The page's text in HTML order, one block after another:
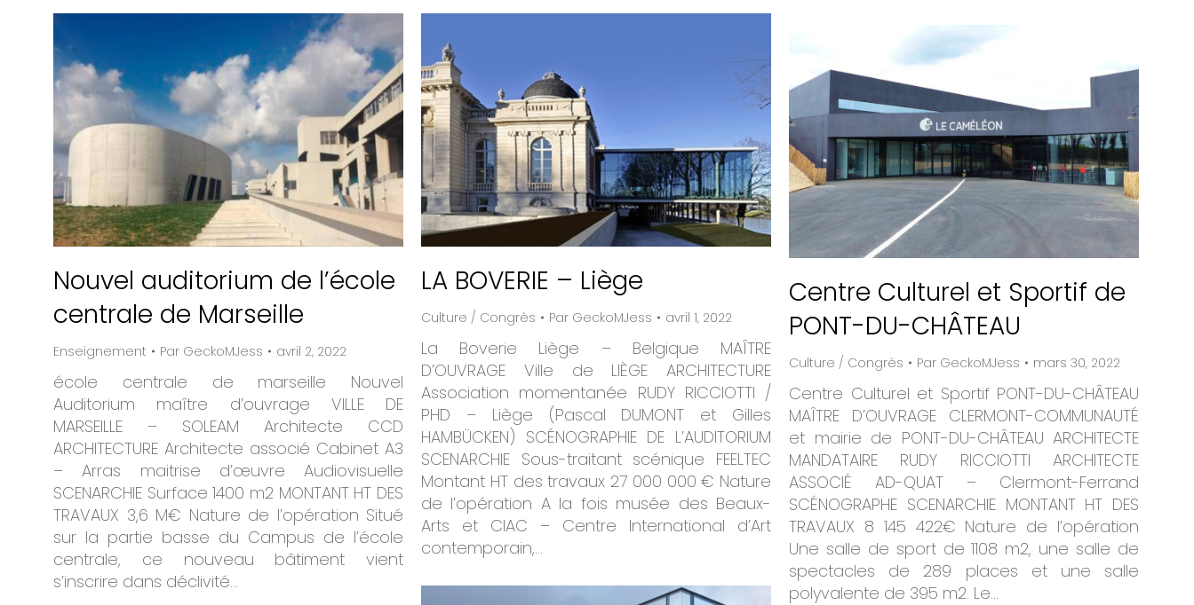
Nouvel auditorium de l’école
centrale de Marseille
Enseignement Par GeckoMJess avril 2, 2022
école centrale de marseille Nouvel
Auditorium maître d’ouvrage VILLE DE
MARSEILLE – SOLEAM Architecte CCD
ARCHITECTURE Architecte associé Cabinet A3
– Arras maitrise d’œuvre Audiovisuelle
SCENARCHIE Surface 1400 m2 MONTANT HT DES
TRAVAUX 3,6 M€ Nature de l’opération Situé
sur la partie basse du Campus de l’école
centrale, ce nouveau bâtiment vient
s’inscrire dans déclivité…
LA BOVERIE – Liège
Culture / Congrès Par GeckoMJess avril 1, 2022
La Boverie Liège – Belgique MAÎTRE
D’OUVRAGE Ville de LIÈGE ARCHITECTURE
Association momentanée RUDY RICCIOTTI /
PHD – Liège (Pascal DUMONT et Gilles
HAMBÜCKEN) SCÉNOGRAPHIE DE L’AUDITORIUM
SCENARCHIE Sous-traitant scénique FEELTEC
Montant HT des travaux 27 000 000 € Nature
de l’opération A la fois musée des Beaux-
Arts et CIAC – Centre International d’Art
contemporain,…
Centre Culturel et Sportif de
PONT-DU-CHÂTEAU
Culture / Congrès Par GeckoMJess mars 30, 2022
Centre Culturel et Sportif PONT-DU-CHÂTEAU
MAÎTRE D’OUVRAGE CLERMONT-COMMUNAUTÉ
et mairie de PONT-DU-CHÂTEAU ARCHITECTE
MANDATAIRE RUDY RICCIOTTI ARCHITECTE
ASSOCIÉ AD-QUAT – Clermont-Ferrand
SCÉNOGRAPHE SCENARCHIE MONTANT HT DES
TRAVAUX 8 145 422€ Nature de l’opération
Une salle de sport de 1108 m2, une salle de
spectacles de 289 places et une salle
polyvalente de 395 m2. Le…